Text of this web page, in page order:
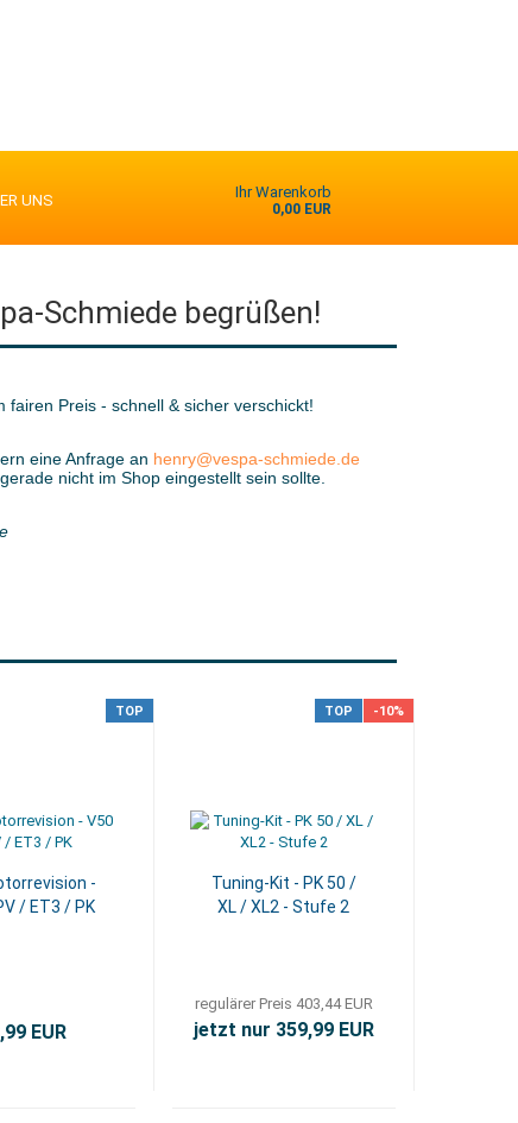
Ihr Warenkorb
0,00 EUR
UNS
Schmiede begrüßen!
Preis - schnell & sicher verschickt!
eine Anfrage an henry@vespa-schmiede.de
nicht im Shop eingestellt sein sollte.
TOP
-
/ ET3 / PK
EUR
TOP -10%
Tuning-Kit - PK 50 /
XL / XL2 - Stufe 2
regulärer Preis 403,44 EUR
jetzt nur 359,99 EUR